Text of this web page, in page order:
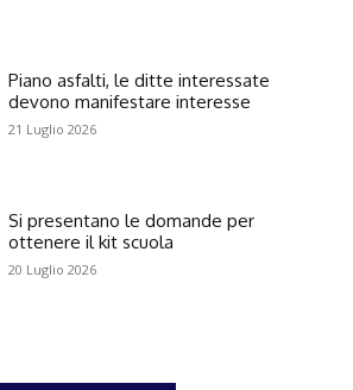
Piano asfalti, le ditte interessate
devono manifestare interesse
21 Luglio 2026
Si presentano le domande per
ottenere il kit scuola
20 Luglio 2026